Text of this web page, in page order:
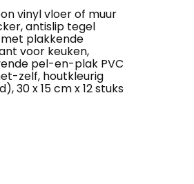
vinyl vloer of muur
antislip tegel
plakkende
voor keuken,
pel-en-plak PVC
zelf, houtkleurig
30 x 15 cm x 12 stuks